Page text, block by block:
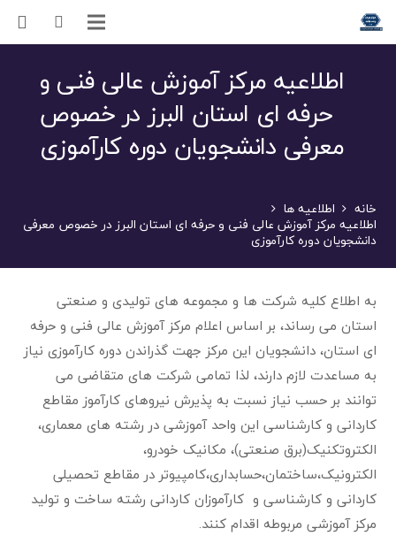
اطلاعیه مرکز آموزش عالی فنی و
حرفه ای استان البرز در خصوص
معرفی دانشجویان دوره کارآموزی
خانه اطلاعیه ها
اطلاعیه مرکز آموزش عالی فنی و حرفه ای استان البرز در خصوص معرفی
دانشجویان دوره کارآموزی
به اطلاع کلیه شرکت ها و مجموعه های تولیدی و صنعتی
استان می رساند، بر اساس اعلام مرکز آموزش عالی فنی و حرفه
ای استان، دانشجویان این مرکز جهت گذراندن دوره کارآموزی نیاز
به مساعدت لازم دارند، لذا تمامی شرکت های متقاضی می
توانند بر حسب نیاز نسبت به پذیرش نیروهای کارآموز مقاطع
کاردانی و کارشناسی این واحد آموزشی در رشته های معماری،
الکتروتکنیک(برق صنعتی)، مکانیک خودرو،
الکترونیک،ساختمان،حسابداری،کامپیوتر در مقاطع تحصیلی
کاردانی و کارشناسی و کارآموزان کاردانی رشته ساخت و تولید
مرکز آموزشی مربوطه اقدام کنند.